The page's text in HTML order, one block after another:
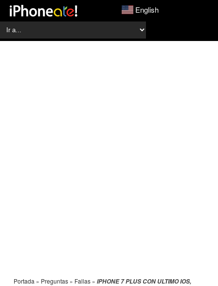
English
Portada » Preguntas » Fallas » IPHONE 7 PLUS CON ULTIMO IOS,